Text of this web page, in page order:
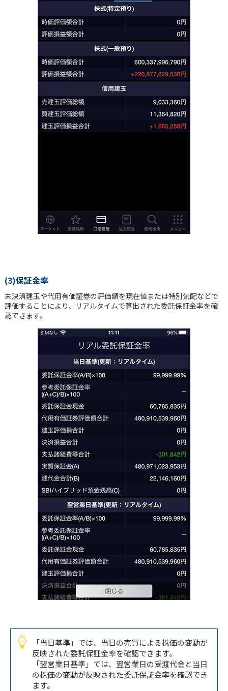
(3)保証金率
未決済建玉や代用有価証券の評価額を現在値または特別気配などで
評価することにより、リアルタイムで算出された委託保証金率を確
認できます。
「当日基準」では、当日の売買による株価の変動が
反映された委託保証金率を確認できます。
「翌営業日基準」では、翌営業日の受渡代金と当日
の株価の変動が反映された委託保証金率を確認でき
ます。